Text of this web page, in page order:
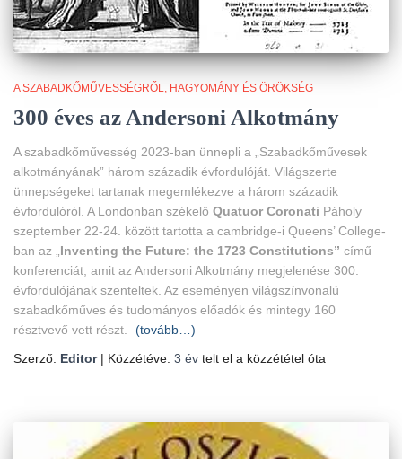
A SZABADKŐMŰVESSÉGRŐL HAGYOMÁNY ÉS ÖRÖKSÉG
300 éves az Andersoni Alkotmány
A szabadkőművesség 2023-ban ünnepli a „Szabadkőművesek
alkotmányának” három századik évfordulóját. Világszerte
ünnepségeket tartanak megemlékezve a három századik
évfordulóról. A Londonban székelő Quatuor Coronati Páholy
szeptember 22-24. között tartotta a cambridge-i Queens’ College-
ban az „Inventing the Future: the 1723 Constitutions” című
konferenciát, amit az Andersoni Alkotmány megjelenése 300.
évfordulójának szenteltek. Az eseményen világszínvonalú
szabadkőműves és tudományos előadók és mintegy 160
résztvevő vett részt.
(tovább…)
Szerző: Editor| Közzétéve: 3 év telt el a közzététel óta